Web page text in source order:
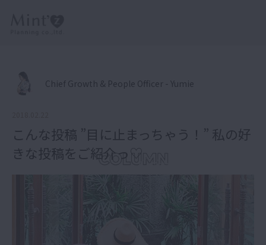
Chief Growth & People Officer - Yumie
こんな投稿 ”目に止まっちゃう！” 私の好
きな投稿をご紹介っ♡